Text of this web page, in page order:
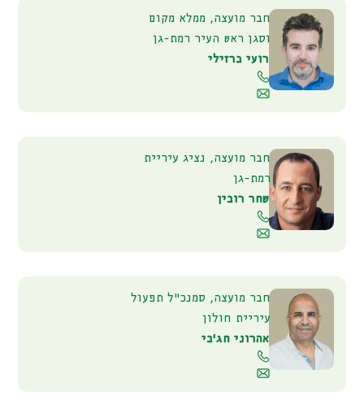
חבר מועצה, ממלא מקום
וסגן ראש העיר רמת-גן
רועי ברזילי
חבר מועצה, נציג עיריית
רמת-גן
שחר רובין
חבר מועצה, סמנכ"ל תפעול
עיריית חולון
אהרוני חג'בי